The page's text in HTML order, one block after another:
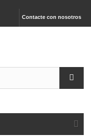
Contacte con nosotros